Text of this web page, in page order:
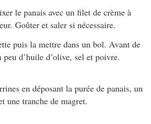
le panais avec un filet de crème à
Goûter et saler si nécessaire.
puis la mettre dans un bol. Avant de
d’huile d’olive, sel et poivre.
en déposant la purée de panais, un
une tranche de magret.